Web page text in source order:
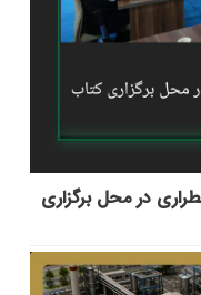
در محل برگزاری